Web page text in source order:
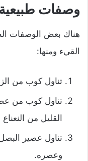
وصفات
هناك بعض الوصفات
القيء ومنها:
تناول كوب من
تناول كوب من
القليل من
تناول عصير
وعصره.